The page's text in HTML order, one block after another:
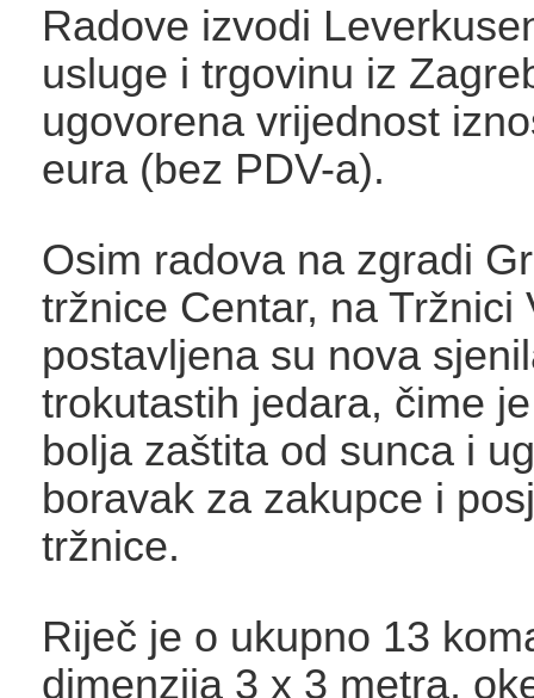
Radove izvodi
usluge i trgovinu iz
ugovorena vrijednost
eura (bez PDV-a).
Osim radova na zgradi
tržnice Centar, na Tržnici
postavljena su nova
trokutastih jedara, čime
bolja zaštita od sunca i
boravak za zakupce i
tržnice.
Riječ je o ukupno 13
dimenzija 3 x 3 metra,